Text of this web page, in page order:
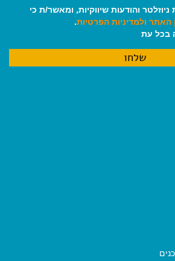
והודעות שיווקיות, ומאשר/ת כי
האתר ולמדיניות הפרטיות.
בכל עת